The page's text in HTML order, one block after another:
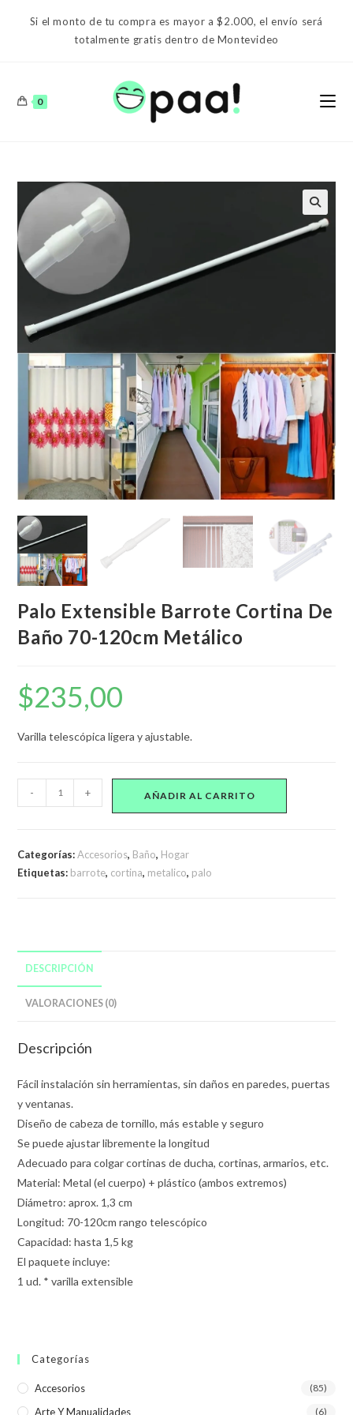
Si el monto de tu compra es mayor a $2.000, el envío será
totalmente gratis dentro de Montevideo
0
Palo Extensible Barrote Cortina De
Baño 70-120cm Metálico
$235,00
Varilla telescópica ligera y ajustable.
Extensible
De
cantidad
- + AÑADIR AL CARRITO
Categorías:Accesorios, Baño, Hogar
Etiquetas: barrote, cortina, metalico, palo
DESCRIPCIÓN
VALORACIONES (0)
Descripción
Fácil instalación sin herramientas, sin daños en paredes, puertas
y ventanas.
Diseño de cabeza de tornillo, más estable y seguro
Se puede ajustar libremente la longitud
Adecuado para colgar cortinas de ducha, cortinas, armarios, etc.
Material: Metal (el cuerpo) + plástico (ambos extremos)
Diámetro: aprox. 1,3 cm
Longitud: 70-120cm rango telescópico
Capacidad: hasta 1,5 kg
El paquete incluye:
1 ud. * varilla extensible
Categorías
Accesorios (85)
Arte Y Manualidades (6)